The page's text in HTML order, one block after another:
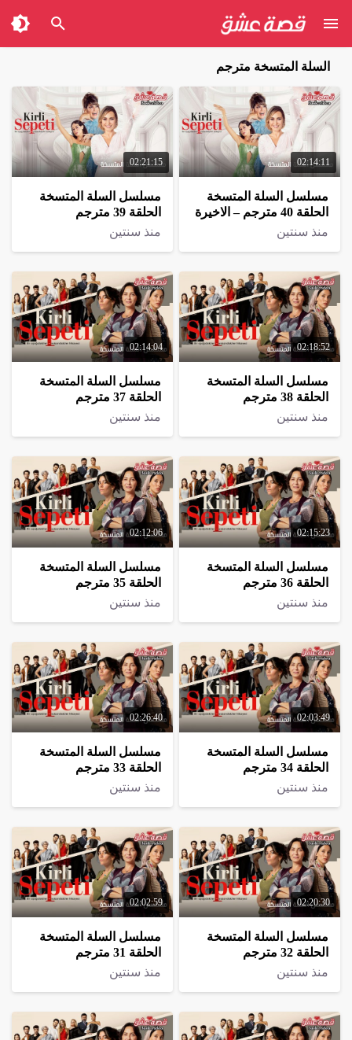
السلة المتسخة مترجم
02:14:11
مسلسل السلة المتسخة
الحلقة 40 مترجم – الاخيرة
منذ سنتين
02:21:15
مسلسل السلة المتسخة
الحلقة 39 مترجم
منذ سنتين
02:18:52
مسلسل السلة المتسخة
الحلقة 38 مترجم
منذ سنتين
02:14:04
مسلسل السلة المتسخة
الحلقة 37 مترجم
منذ سنتين
02:15:23
مسلسل السلة المتسخة
الحلقة 36 مترجم
منذ سنتين
02:12:06
مسلسل السلة المتسخة
الحلقة 35 مترجم
منذ سنتين
02:03:49
مسلسل السلة المتسخة
الحلقة 34 مترجم
منذ سنتين
02:26:40
مسلسل السلة المتسخة
الحلقة 33 مترجم
منذ سنتين
02:20:30
مسلسل السلة المتسخة
الحلقة 32 مترجم
منذ سنتين
02:02:59
مسلسل السلة المتسخة
الحلقة 31 مترجم
منذ سنتين